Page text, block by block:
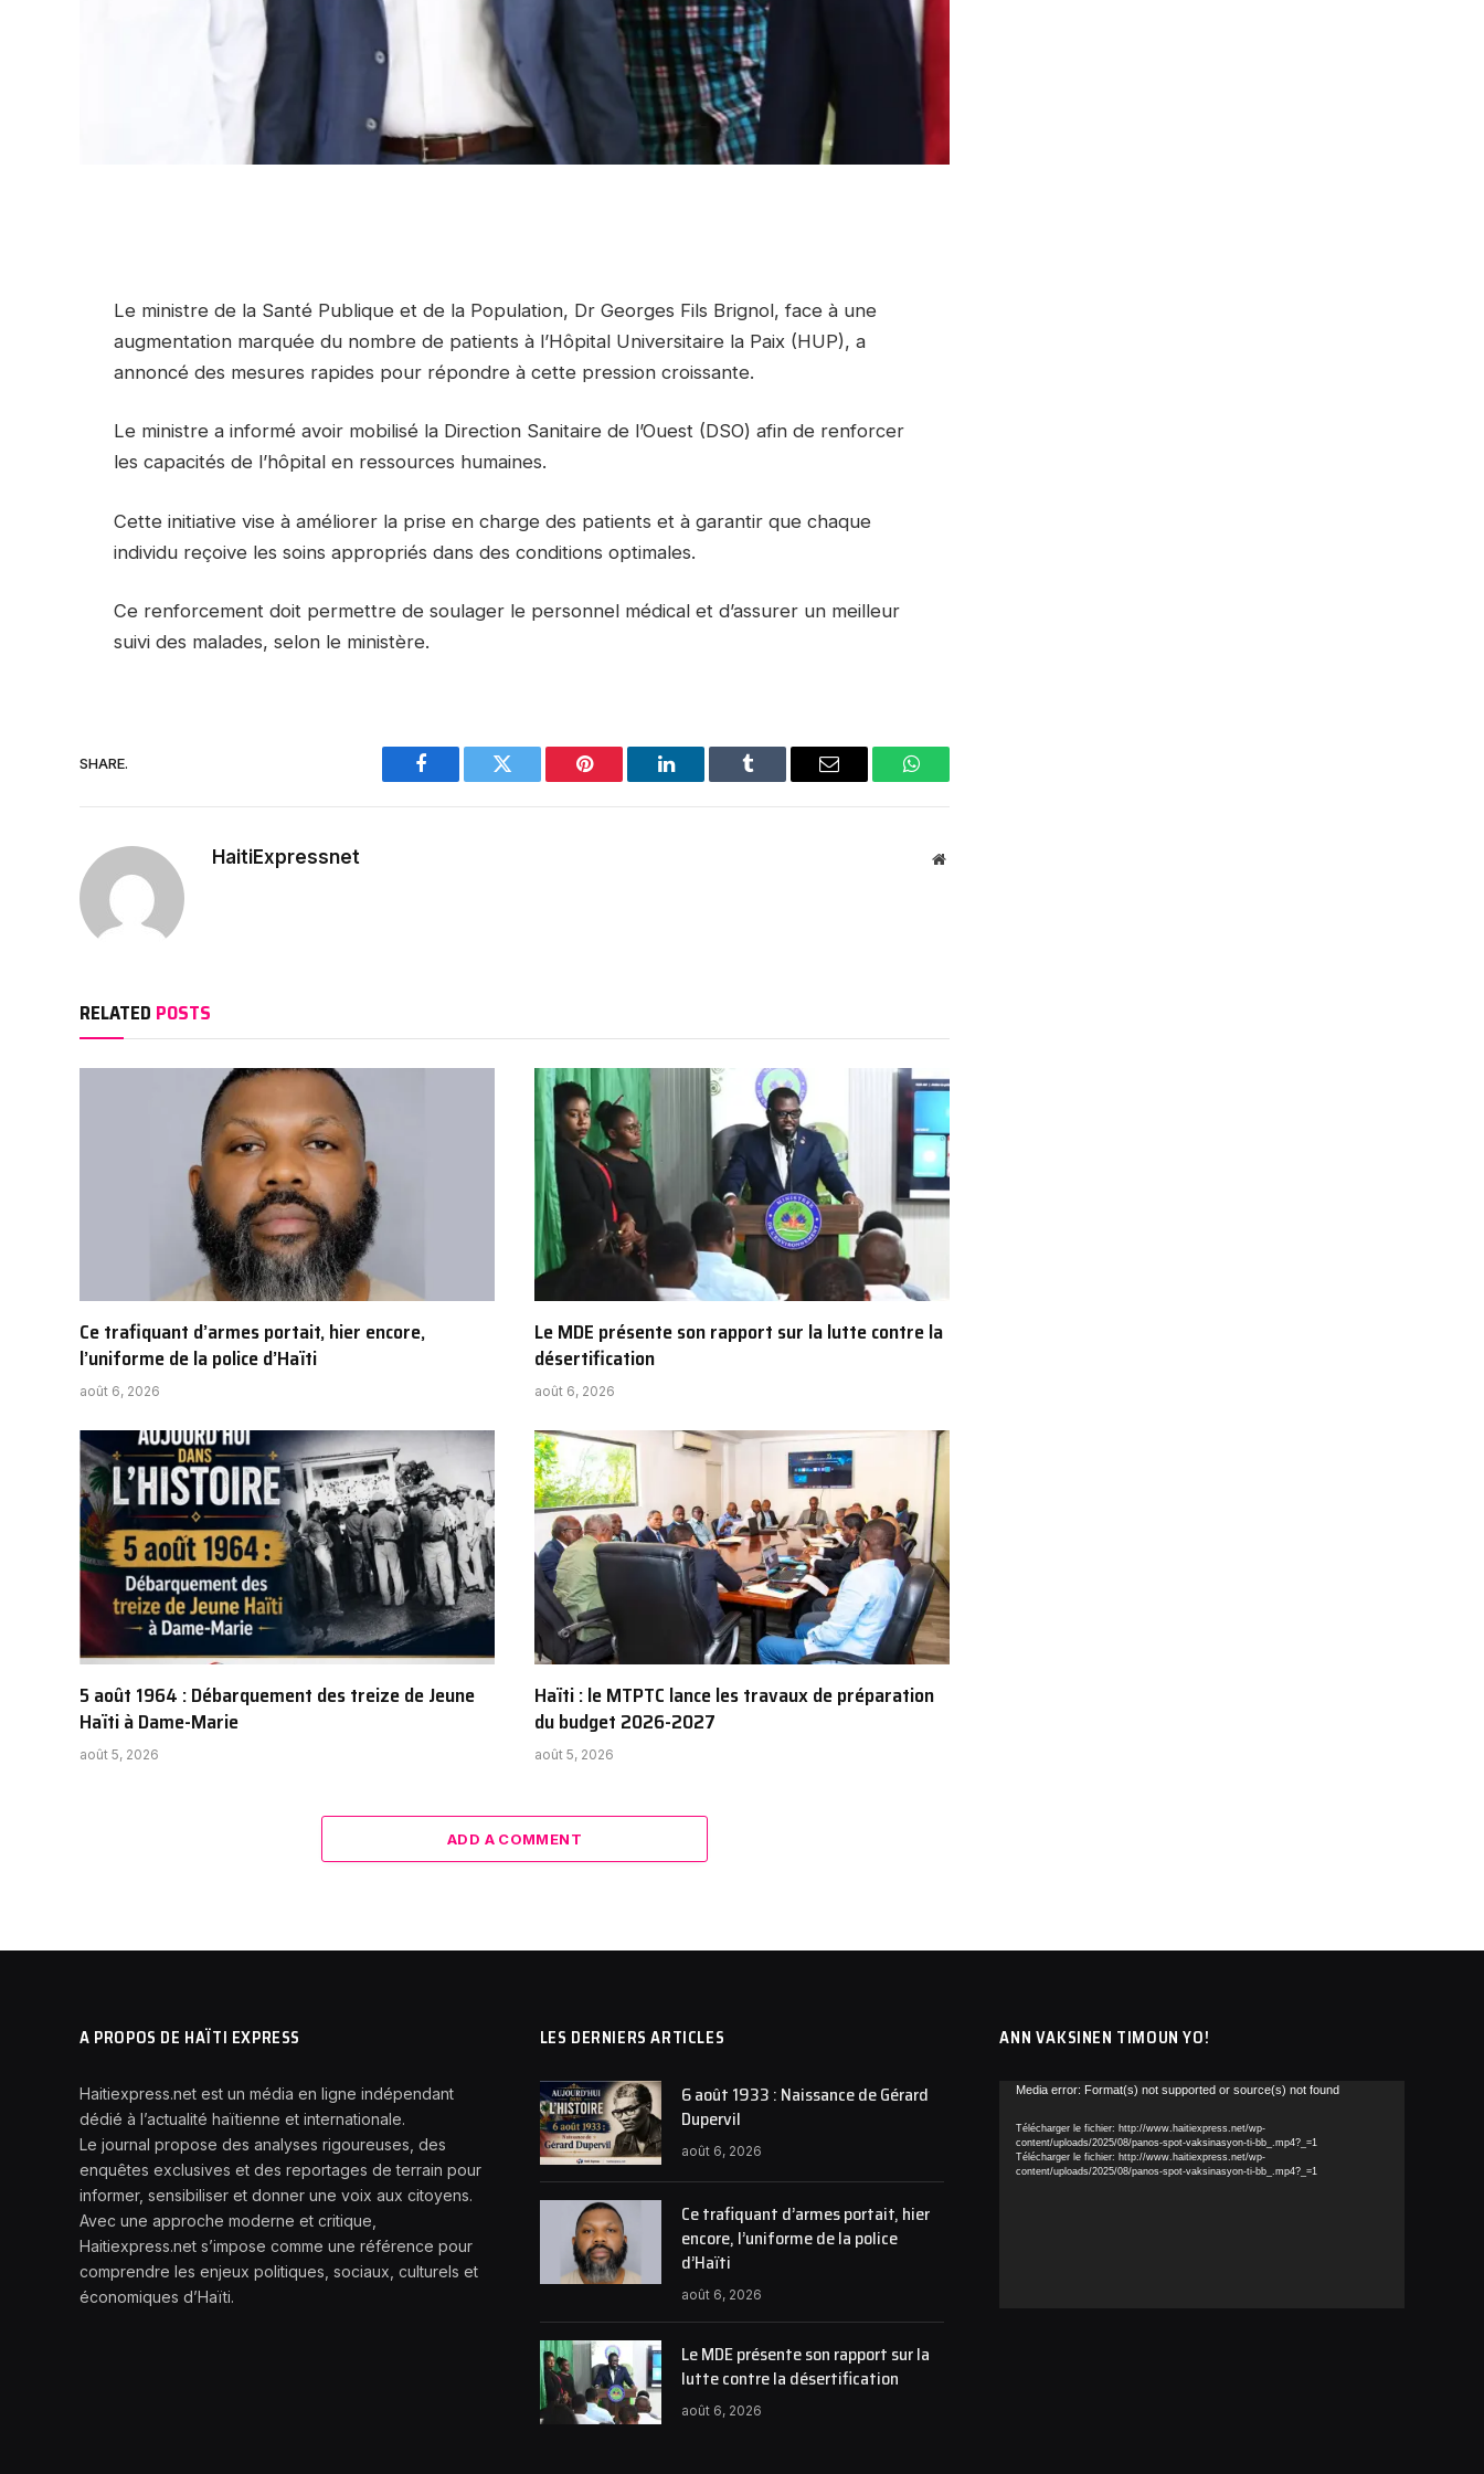
Le ministre de la Santé Publique et de la Population, Dr Georges Fils Brignol, face à une
augmentation marquée du nombre de patients à l’Hôpital Universitaire la Paix (HUP), a
annoncé des mesures rapides pour répondre à cette pression croissante.
Le ministre a informé avoir mobilisé la Direction Sanitaire de l’Ouest (DSO) afin de renforcer
les capacités de l’hôpital en ressources humaines.
Cette initiative vise à améliorer la prise en charge des patients et à garantir que chaque
individu reçoive les soins appropriés dans des conditions optimales.
Ce renforcement doit permettre de soulager le personnel médical et d’assurer un meilleur
suivi des malades, selon le ministère.
SHARE.
Facebook Twitter Pinterest LinkedIn Tumblr Email WhatsApp
HaitiExpressnet Website
RELATED POSTS
Ce trafiquant d’armes portait, hier encore,
l’uniforme de la police d’Haïti
août 6, 2026
Le MDE présente son rapport sur la lutte contre la
désertification
août 6, 2026
5 août 1964 : Débarquement des treize de Jeune
Haïti à Dame-Marie
août 5, 2026
Haïti : le MTPTC lance les travaux de préparation
du budget 2026-2027
août 5, 2026
ADD A COMMENT
A PROPOS DE HAÏTI EXPRESS
Haitiexpress.net est un média en ligne indépendant
dédié à l’actualité haïtienne et internationale.
Le journal propose des analyses rigoureuses, des
enquêtes exclusives et des reportages de terrain pour
informer, sensibiliser et donner une voix aux citoyens.
Avec une approche moderne et critique,
Haitiexpress.net s’impose comme une référence pour
comprendre les enjeux politiques, sociaux, culturels et
économiques d’Haïti.
LES DERNIERS ARTICLES
6 août 1933 : Naissance de Gérard
Dupervil
août 6, 2026
Ce trafiquant d’armes portait, hier
encore, l’uniforme de la police
d’Haïti
août 6, 2026
Le MDE présente son rapport sur la
lutte contre la désertification
août 6, 2026
ANN VAKSINEN TIMOUN YO!
Lecteur
Media error: Format(s) not supported or source(s) not found
Télécharger le fichier: http://www.haitiexpress.net/wp-
content/uploads/2025/08/panos-spot-vaksinasyon-ti-bb_.mp4?_=1
Télécharger le fichier: http://www.haitiexpress.net/wp-
content/uploads/2025/08/panos-spot-vaksinasyon-ti-bb_.mp4?_=1